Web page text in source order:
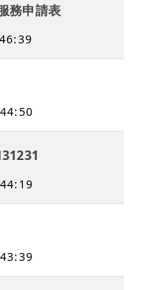
務申請表